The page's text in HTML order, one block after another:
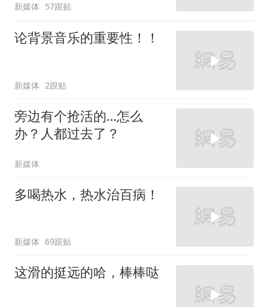
新媒体 57跟贴
论背景音乐的重要性！！
新媒体 2跟贴
旁边有个抢活的…怎么
办？人都过去了？
新媒体
多喝热水，热水治百病！
新媒体 69跟贴
这滑的挺远的哈，棒棒哒